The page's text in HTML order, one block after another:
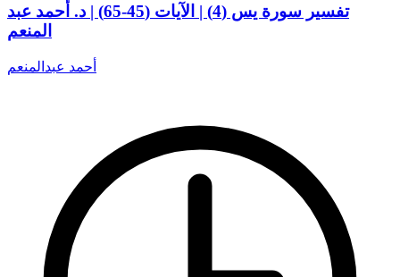
تفسير سورة يس (4) | الآيات (45-65) | د. أحمد عبد
المنعم
أحمد عبدالمنعم